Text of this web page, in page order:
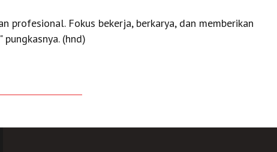
profesional. Fokus bekerja, berkarya, dan memberikan
(hnd)